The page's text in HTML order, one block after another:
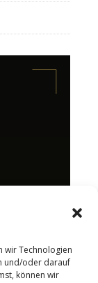
wir Technologien
und/oder darauf
können wir